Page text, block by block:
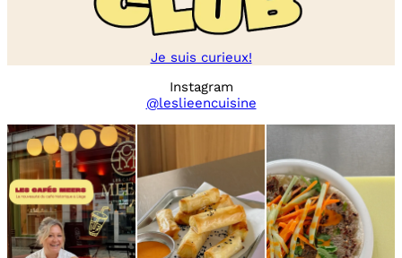
Je suis curieux!
Instagram
@leslieencuisine